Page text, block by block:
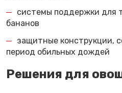
системы поддержки для
бананов
защитные конструкции,
период обильных дождей
Решения для